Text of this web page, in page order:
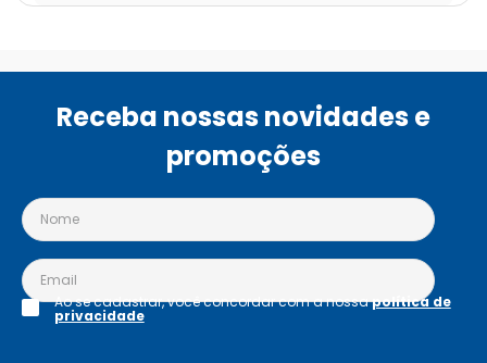
Receba nossas novidades e
promoções
Ao se cadastrar, você concordar com a nossapolítica de
privacidade